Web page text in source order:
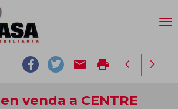
email print
venda a CENTRE